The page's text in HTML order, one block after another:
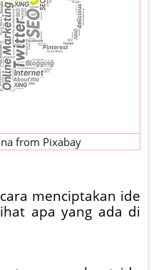
from Pixabay
menciptakan ide
apa yang ada di